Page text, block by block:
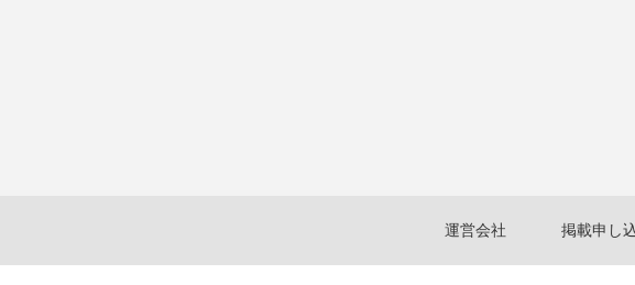
運営会社 掲載申し